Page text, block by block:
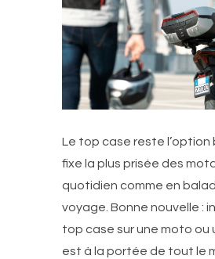
Le top case reste l’option
fixe la plus prisée des
quotidien comme en
voyage. Bonne nouvelle :
top case sur une moto ou
est à la portée de tout le